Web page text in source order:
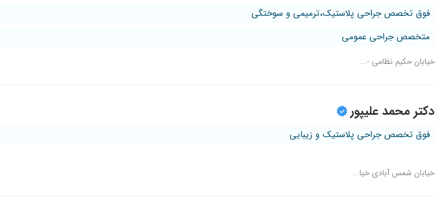
فوق تخصص جراحی پلاستیک،ترمیمی و سوختگی
متخصص جراحی عمومی
خیابان حکیم نظامی -...
دکتر محمد علیپور
فوق تخصص جراحی پلاستیک و زیبایی
خیابان شمس آبادی خیا...